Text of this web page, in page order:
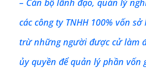
các công ty TNHH 100% vốn
trừ những người được cử làm
ủy quyền để quản lý phần vốn